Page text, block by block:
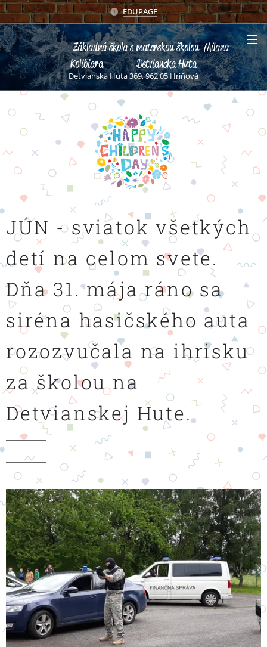
EDUPAGE
Základná škola s materskou školou Milana
Kolibiara Detvianska Huta
Detvianska Huta 369, 962 05 Hriňová
JÚN - sviatok všetkých
detí na celom svete.
Dňa 31. mája ráno sa
siréna hasičského auta
rozozvučala na ihrisku
za školou na
Detvianskej Hute.